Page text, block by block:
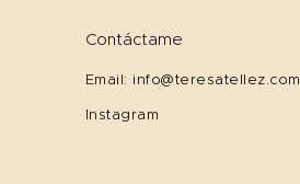
Contáctame
Email: info@teresatellez.com
Instagram